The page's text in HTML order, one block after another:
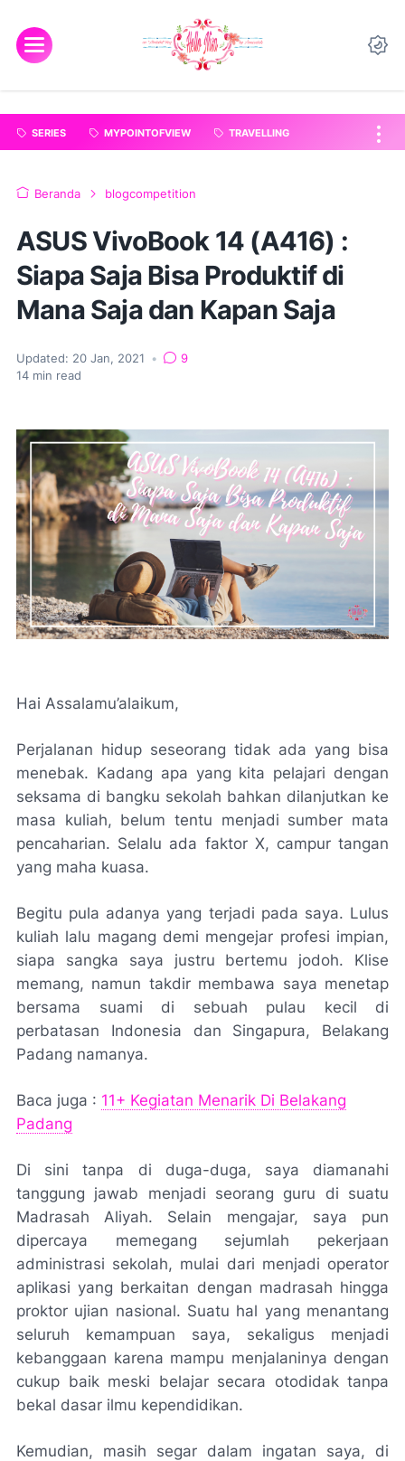
SERIES MYPOINTOFVIEW TRAVELLING
Beranda blogcompetition
ASUS VivoBook 14 (A416) :
Siapa Saja Bisa Produktif di
Mana Saja dan Kapan Saja
Updated: 20 Jan, 2021 •
9
14 min read
Hai Assalamu’alaikum,
Perjalanan hidup seseorang tidak ada yang bisa
menebak. Kadang apa yang kita pelajari dengan
seksama di bangku sekolah bahkan dilanjutkan ke
masa kuliah, belum tentu menjadi sumber mata
pencaharian. Selalu ada faktor X, campur tangan
yang maha kuasa.
Begitu pula adanya yang terjadi pada saya. Lulus
kuliah lalu magang demi mengejar profesi impian,
siapa sangka saya justru bertemu jodoh. Klise
memang, namun takdir membawa saya menetap
bersama suami di sebuah pulau kecil di
perbatasan Indonesia dan Singapura, Belakang
Padang namanya.
Baca juga : 11+ Kegiatan Menarik Di Belakang
Padang
Di sini tanpa di duga-duga, saya diamanahi
tanggung jawab menjadi seorang guru di suatu
Madrasah Aliyah. Selain mengajar, saya pun
dipercaya memegang sejumlah pekerjaan
administrasi sekolah, mulai dari menjadi operator
aplikasi yang berkaitan dengan madrasah hingga
proktor ujian nasional. Suatu hal yang menantang
seluruh kemampuan saya, sekaligus menjadi
kebanggaan karena mampu menjalaninya dengan
cukup baik meski belajar secara otodidak tanpa
bekal dasar ilmu kependidikan.
Kemudian, masih segar dalam ingatan saya, di